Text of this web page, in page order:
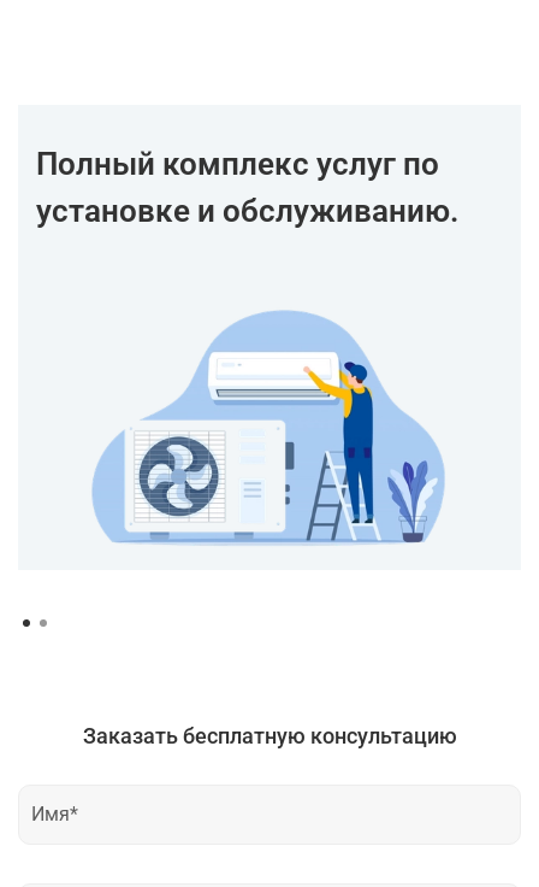
Полный комплекс услуг по
установке и обслуживанию.
Заказать бесплатную консультацию